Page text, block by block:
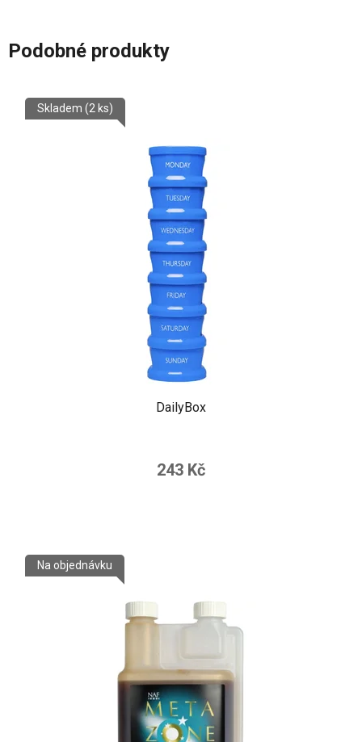
Podobné produkty
DailyBox
Skladem (2 ks)
243 Kč
Na objednávku